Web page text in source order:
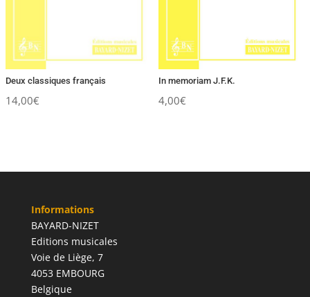
Deux classiques français
14,00€
In memoriam J.F.K.
4,00€
Informations
BAYARD-NIZET
Editions musicales
Voie de Liège, 7
4053 EMBOURG
Belgique